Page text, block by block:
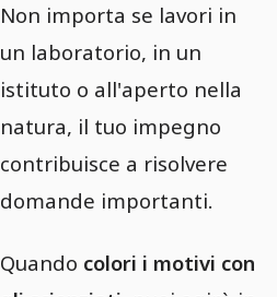
Non importa se lavori in
un laboratorio, in un
istituto o all'aperto nella
natura, il tuo impegno
contribuisce a risolvere
domande importanti.
Quando colori i motivi con